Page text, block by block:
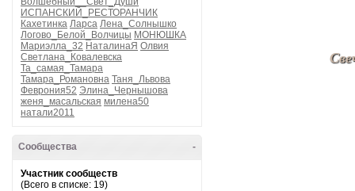
ИСПАНСКИЙ_РЕСТОРАНЧИК
Кахетинка Ларса Лена_Солнышко
Логово_Белой_Волчицы МОНЮШКА
Мариэлла_32 НаталинаЯ Олвия
Светлана_Ковалевска
Та_самая_Тамара
Тамара_Романовна Таня_Львова
Феврония52 Элина_Чернышова
женя_масальская милена50
натали2011
-
Сообщества
Участник сообществ
(Всего в списке: 19)